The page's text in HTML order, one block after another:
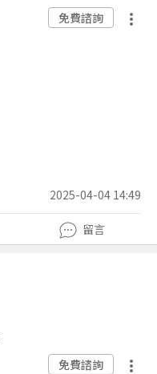
免費諮詢
2025-04-04 14:49
留言
免費諮詢